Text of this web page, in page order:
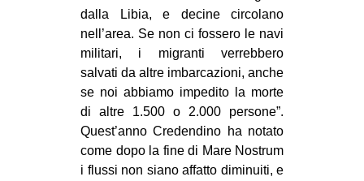
dalla Libia, e decine circolano
nell’area. Se non ci fossero le navi
militari, i migranti verrebbero
salvati da altre imbarcazioni, anche
se noi abbiamo impedito la morte
di altre 1.500 o 2.000 persone”.
Quest’anno Credendino ha notato
come dopo la fine di Mare Nostrum
i flussi non siano affatto diminuiti, e